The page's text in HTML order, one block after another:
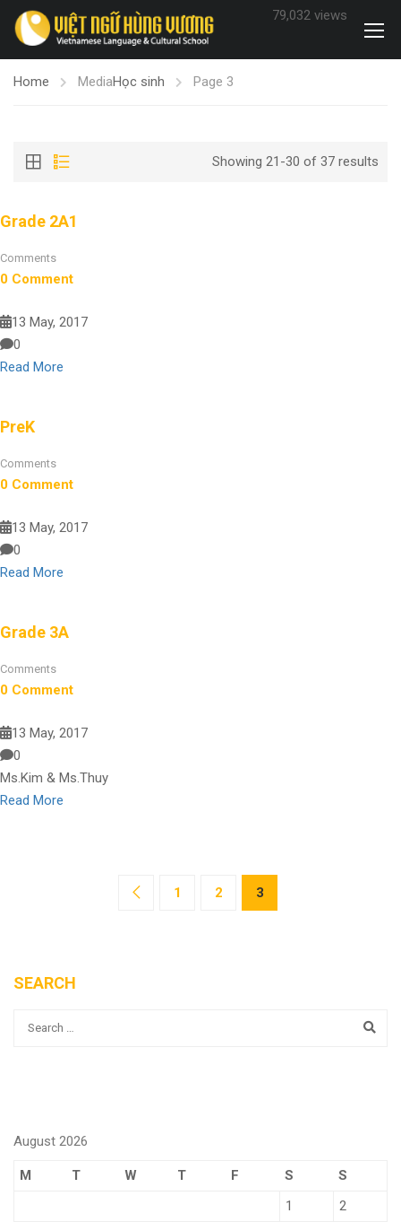
79,032 views
Home MediaHọc sinh Page 3
Showing 21-30 of 37 results
Grade 2A1
Comments
0 Comment
13 May, 2017
0
Read More
PreK
Comments
0 Comment
13 May, 2017
0
Read More
Grade 3A
Comments
0 Comment
13 May, 2017
0
Ms.Kim & Ms.Thuy
Read More
1 2 3
SEARCH
August 2026
M T W T F S
S
1
2